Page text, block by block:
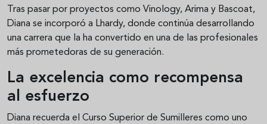
Tras pasar por proyectos como Vinology, Arima y Bascoat,
Diana se incorporó a Lhardy, donde continúa desarrollando
una carrera que la ha convertido en una de las profesionales
más prometedoras de su generación.
La excelencia como recompensa
al esfuerzo
Diana recuerda el Curso Superior de Sumilleres como uno